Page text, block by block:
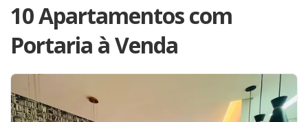
10 Apartamentos com
Portaria à Venda